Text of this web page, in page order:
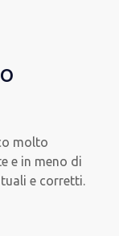
molto
e in meno di
e corretti.